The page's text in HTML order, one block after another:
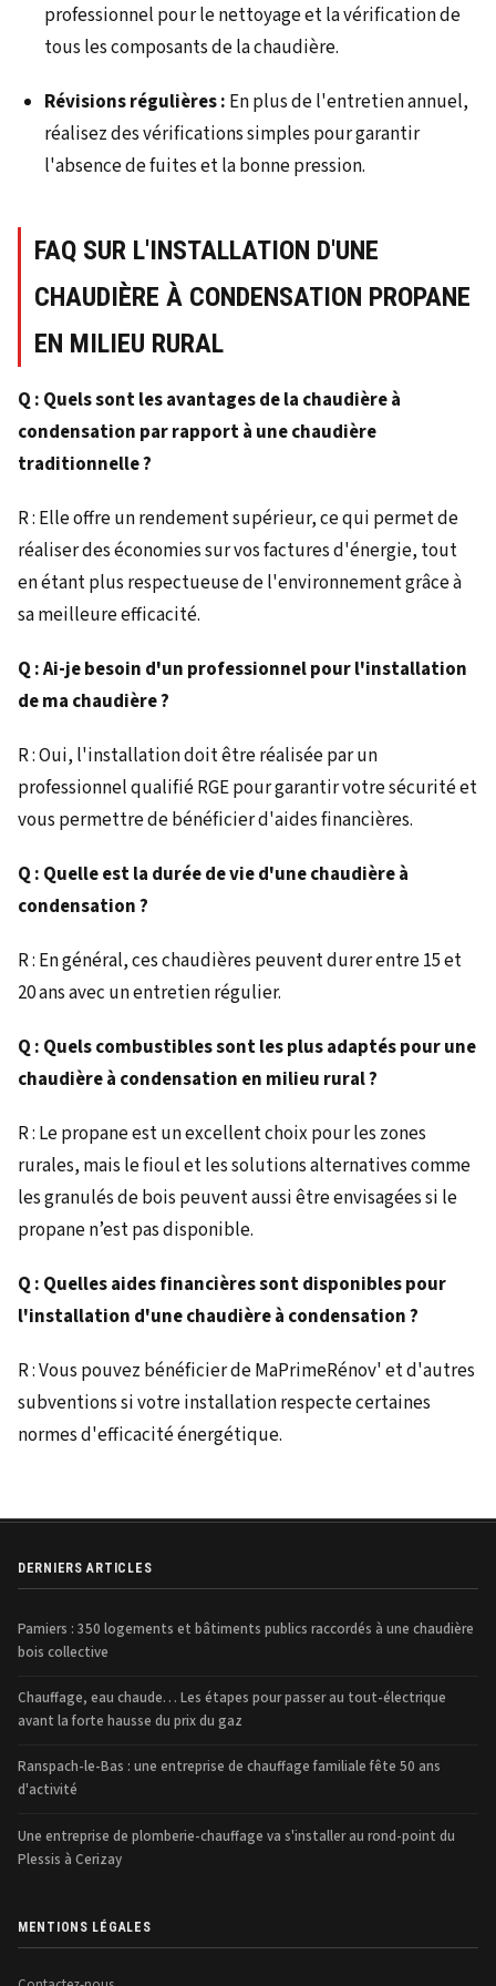
professionnel pour le nettoyage et la vérification de
tous les composants de la chaudière.
Révisions régulières : En plus de l'entretien annuel,
réalisez des vérifications simples pour garantir
l'absence de fuites et la bonne pression.
FAQ SUR L'INSTALLATION D'UNE
CHAUDIÈRE À CONDENSATION PROPANE
EN MILIEU RURAL
Q : Quels sont les avantages de la chaudière à
condensation par rapport à une chaudière
traditionnelle ?
R : Elle offre un rendement supérieur, ce qui permet de
réaliser des économies sur vos factures d'énergie, tout
en étant plus respectueuse de l'environnement grâce à
sa meilleure efficacité.
Q : Ai-je besoin d'un professionnel pour l'installation
de ma chaudière ?
R : Oui, l'installation doit être réalisée par un
professionnel qualifié RGE pour garantir votre sécurité et
vous permettre de bénéficier d'aides financières.
Q : Quelle est la durée de vie d'une chaudière à
condensation ?
R : En général, ces chaudières peuvent durer entre 15 et
20 ans avec un entretien régulier.
Q : Quels combustibles sont les plus adaptés pour une
chaudière à condensation en milieu rural ?
R : Le propane est un excellent choix pour les zones
rurales, mais le fioul et les solutions alternatives comme
les granulés de bois peuvent aussi être envisagées si le
propane n’est pas disponible.
Q : Quelles aides financières sont disponibles pour
l'installation d'une chaudière à condensation ?
R : Vous pouvez bénéficier de MaPrimeRénov' et d'autres
subventions si votre installation respecte certaines
normes d'efficacité énergétique.
DERNIERS ARTICLES
Pamiers : 350 logements et bâtiments publics raccordés à une chaudière
bois collective
Chauffage, eau chaude… Les étapes pour passer au tout-électrique
avant la forte hausse du prix du gaz
Ranspach-le-Bas : une entreprise de chauffage familiale fête 50 ans
d'activité
Une entreprise de plomberie-chauffage va s'installer au rond-point du
Plessis à Cerizay
MENTIONS LÉGALES